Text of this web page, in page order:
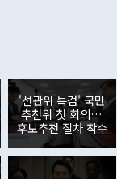
회담'에 대해 "이상
럼(EEF)'을 언급하
대해서도 조 장관
나가지 않았다"고
내 조율을 거치지
호 사용, 9·19 군
사안이 아니어서 월
무보고를 듣고 난
7000만달러 흑자
효과로 배당지급이
접투자에서는 내국
가 46억3000만달러
세가 이어졌다. 외
316억1000만달러
매도 기록을 다시
자금 유입에도
만달러를 기록했
'선관위 특검' 국민
추천위 첫 회의…
후보추천 절차 착수